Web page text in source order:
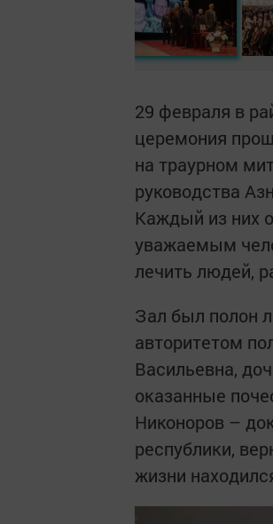
29 февраля в
церемония
на траурном
руководства
Каждый из них
уважаемым
лечить людей,
Зал был полон
авторитетом
Васильевна,
оказанные
Никоноров –
республики,
жизни